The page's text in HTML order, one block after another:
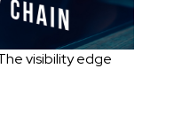
visibility edge